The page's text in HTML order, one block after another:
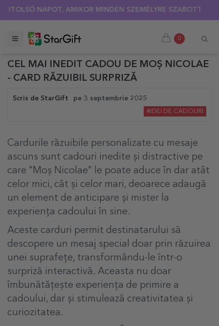
NAPOT, AMIKOR MINDEN SZEMÉLYRE SZABOTT
0
CEL MAI INEDIT CADOU DE MOȘ NICOLAE
- CARD RĂZUIBIL SURPRIZĂ
Scris de StarGift pe 3 septembrie 2025
#IDEI DE CADOURI
Cardurile răzuibile personalizate cu mesaje
ascuns sunt cadouri inedite și distractive pe
care "Moș Nicolae" le poate aduce în dar atât
celor mici, cât și celor mari, deoarece adaugă
un element de anticipare și mister la
experiența cadoului în sine.
Aceste carduri permit destinatarului să
descopere un mesaj special doar prin răzuirea
unei suprafețe, transformându-le într-o
surpriză interactivă. Aceasta nu doar
îmbunătățește experiența de primire a
cadoului, dar și stimulează creativitatea și
curiozitatea.